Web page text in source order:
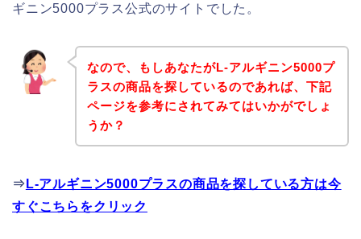
ギニン5000プラス公式のサイトでした。
なので、もしあなたがL-アルギニン5000プ
ラスの商品を探しているのであれば、下記
ページを参考にされてみてはいかがでしょ
うか？
⇒ L-アルギニン5000プラスの商品を探している方は今
すぐこちらをクリック